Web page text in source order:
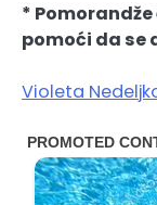
*
pomoći da se
Violeta